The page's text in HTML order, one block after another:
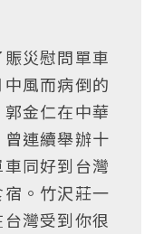
災慰問單車
風而病倒的
郭金仁在中華
連續舉辦十
同好到台灣
。竹沢莊一
灣受到你很